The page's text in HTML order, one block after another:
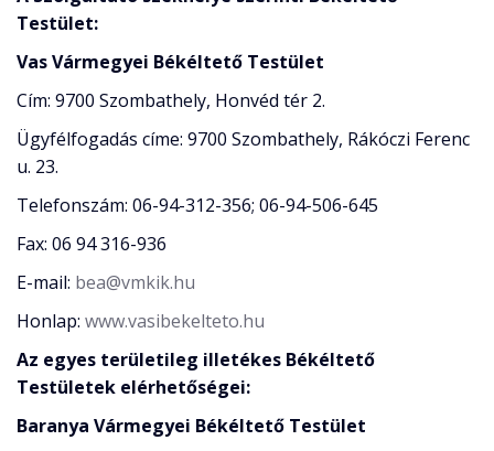
Testület:
Vas Vármegyei Békéltető Testület
Cím: 9700 Szombathely, Honvéd tér 2.
Ügyfélfogadás címe: 9700 Szombathely, Rákóczi Ferenc
u. 23.
Telefonszám: 06-94-312-356; 06-94-506-645
Fax: 06 94 316-936
E-mail: bea@vmkik.hu
Honlap: www.vasibekelteto.hu
Az egyes területileg illetékes Békéltető
Testületek elérhetőségei:
Baranya Vármegyei Békéltető Testület